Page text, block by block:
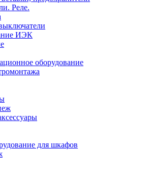
Реле.
ИЭК
оборудование
для шкафов